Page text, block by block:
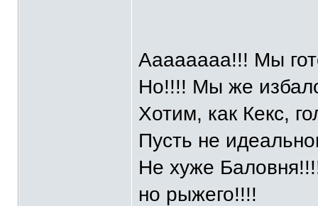
Аааааааа!!! Мы
Но!!!! Мы же
Хотим, как Кекс,
Пусть не
Не хуже
но рыжего!!!!